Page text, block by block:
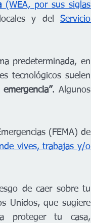
(WEA, por sus siglas
locales y del Servicio
predeterminada, en
tecnológicos suelen
. Algunos
(FEMA) de
vives, trabajas y/o
de caer sobre tu
Unidos, que sugiere
proteger tu casa,